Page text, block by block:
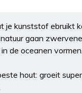
je kunststof ebruikt
gaan
de oceanen
hout: groeit